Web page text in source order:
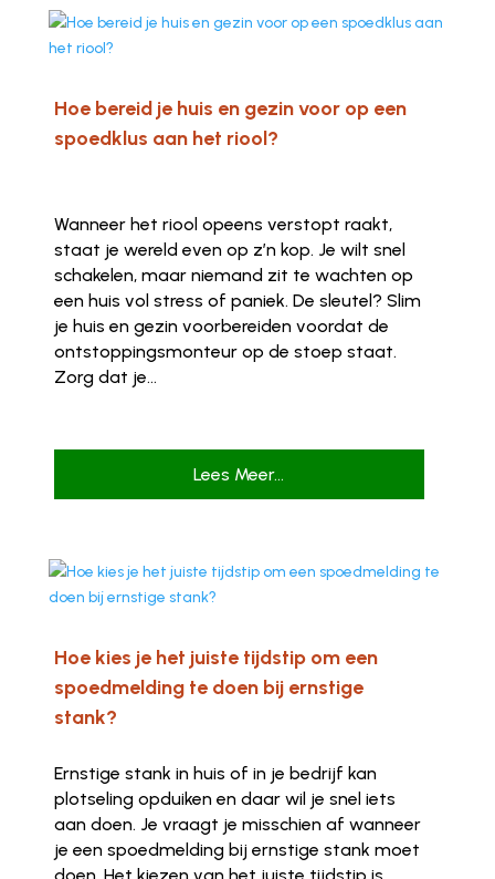
Hoe bereid je huis en gezin voor op een
spoedklus aan het riool?
Wanneer het riool opeens verstopt raakt,
staat je wereld even op z’n kop. Je wilt snel
schakelen, maar niemand zit te wachten op
een huis vol stress of paniek. De sleutel? Slim
je huis en gezin voorbereiden voordat de
ontstoppingsmonteur op de stoep staat.
Zorg dat je...
Lees Meer...
Hoe kies je het juiste tijdstip om een
spoedmelding te doen bij ernstige
stank?
Ernstige stank in huis of in je bedrijf kan
plotseling opduiken en daar wil je snel iets
aan doen. Je vraagt je misschien af wanneer
je een spoedmelding bij ernstige stank moet